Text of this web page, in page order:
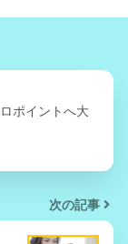
ポイントへ大
次の記事